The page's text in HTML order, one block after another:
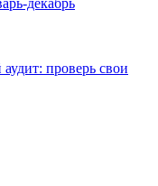
декабрь
проверь свои